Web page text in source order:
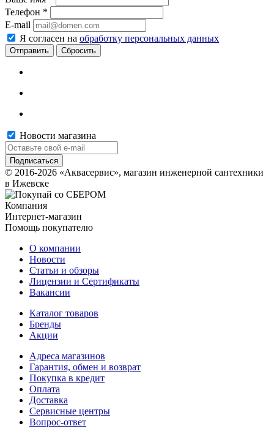
Телефон *
E-mail
Я согласен на обработку персональных данных
Сбросить
Новости магазина
© 2016-2026 «Аквасервис», магазин инженерной сантехники
в Ижевске
Компания
Интернет-магазин
Помощь покупателю
О компании
Новости
Статьи и обзоры
Лицензии и Сертификаты
Вакансии
Каталог товаров
Бренды
Акции
Адреса магазинов
Гарантия, обмен и возврат
Покупка в кредит
Оплата
Доставка
Сервисные центры
Вопрос-ответ